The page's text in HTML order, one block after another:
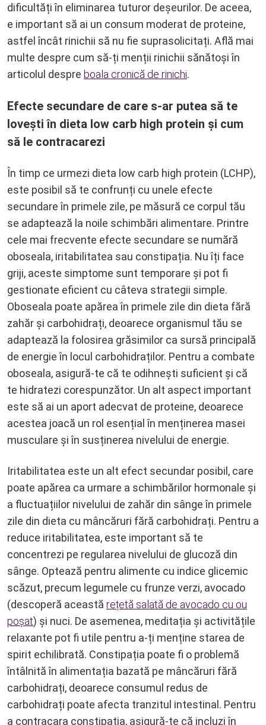
dificultăți în eliminarea tuturor deșeurilor. De aceea,
e important să ai un consum moderat de proteine,
astfel încât rinichii să nu fie suprasolicitați. Află mai
multe despre cum să-ți menții rinichii sănătoși în
articolul despre boala cronică de rinichi.
Efecte secundare de care s-ar putea să te
lovești în dieta low carb high protein și cum
să le contracarezi
În timp ce urmezi dieta low carb high protein (LCHP),
este posibil să te confrunți cu unele efecte
secundare în primele zile, pe măsură ce corpul tău
se adaptează la noile schimbări alimentare. Printre
cele mai frecvente efecte secundare se numără
oboseala, iritabilitatea sau constipația. Nu îți face
griji, aceste simptome sunt temporare și pot fi
gestionate eficient cu câteva strategii simple.
Oboseala poate apărea în primele zile din dieta fără
zahăr și carbohidrați, deoarece organismul tău se
adaptează la folosirea grăsimilor ca sursă principală
de energie în locul carbohidraților. Pentru a combate
oboseala, asigură-te că te odihnești suficient și că
te hidratezi corespunzător. Un alt aspect important
este să ai un aport adecvat de proteine, deoarece
acestea joacă un rol esențial în menținerea masei
musculare și în susținerea nivelului de energie.
Iritabilitatea este un alt efect secundar posibil, care
poate apărea ca urmare a schimbărilor hormonale și
a fluctuațiilor nivelului de zahăr din sânge în primele
zile din dieta cu mâncăruri fără carbohidrați. Pentru a
reduce iritabilitatea, este important să te
concentrezi pe regularea nivelului de glucoză din
sânge. Optează pentru alimente cu indice glicemic
scăzut, precum legumele cu frunze verzi, avocado
(descoperă această rețetă salată de avocado cu ou
poșat) și nuci. De asemenea, meditația și activitățile
relaxante pot fi utile pentru a-ți menține starea de
spirit echilibrată. Constipația poate fi o problemă
întâlnită în alimentația bazată pe mâncăruri fără
carbohidrați, deoarece consumul redus de
carbohidrați poate afecta tranzitul intestinal. Pentru
a contracara constipația, asigură-te că incluzi în